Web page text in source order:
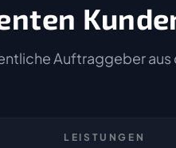
Auftraggeber aus
LEISTUNGEN